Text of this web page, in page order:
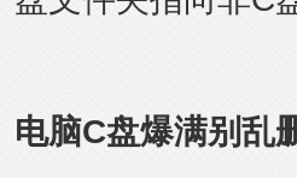
电脑C盘爆满别乱